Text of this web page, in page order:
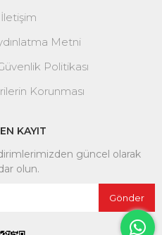
İletişim
Metni
Politikası
Korunması
KAYIT
güncel olarak
olun.
Gönder